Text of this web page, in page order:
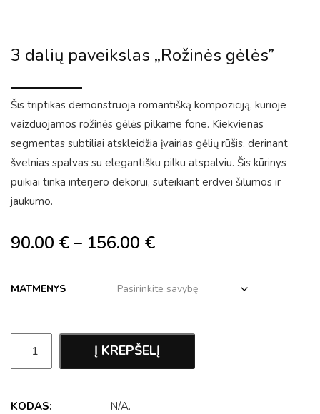
3 dalių paveikslas „Rožinės gėlės”
Šis triptikas demonstruoja romantišką kompoziciją, kurioje
vaizduojamos rožinės gėlės pilkame fone. Kiekvienas
segmentas subtiliai atskleidžia įvairias gėlių rūšis, derinant
švelnias spalvas su elegantišku pilku atspalviu. Šis kūrinys
puikiai tinka interjero dekorui, suteikiant erdvei šilumos ir
jaukumo.
90.00 €– 156.00 €
MATMENYS
Į KREPŠELĮ
KODAS: N/A.